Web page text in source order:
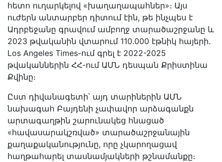
հետո ուղարկելով «խաղաղապահներ»։ Այս
ուժերն անտարբեր դիտում էին, թե ինչպես է
Ադրբեջանը գրավում ամբողջ տարածաշրջանը և
2023 թվականին վտարում 110.000 էթնիկ հայերի․
Los Angeles Times-ում գրել է 2022-2025
թվականներին ՀՀ-ում ԱՄՆ դեսպան Քրիստինա
Քվինը։
Ըստ դիվանագետի՝ այդ տարիներին ԱՄՆ
նախագահ Բայդենի չափավոր արձագանքն
արտագաղթին շարունակեց հնացած
«հավասարակշռված» տարածաշրջանային
քաղաքականությունը, որը չկարողացավ
հաղթահարել տասնամյակների թշնամանքը։